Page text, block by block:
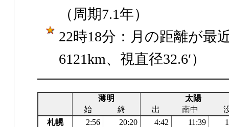
（周期7.1年）
22時18分：月の距離が最
6121km、視直径32.6′）
薄明
太陽
始
終 出 南中
札幌
2:56 20:20 4:42 11:39